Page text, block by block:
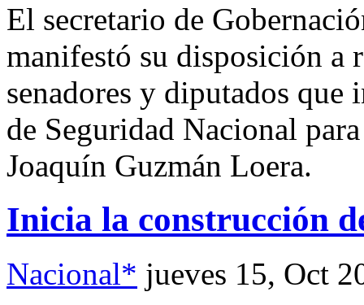
El secretario de
manifestó su disposición a
senadores y diputados
de Seguridad Nacional
Joaquín Guzmán Loera.
Inicia la construcción
Nacional* jueves 15, Oct